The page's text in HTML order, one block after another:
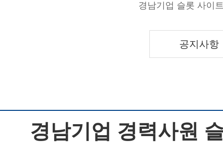
경남기업 슬롯 사이
공지사항
경남기업 경력사원